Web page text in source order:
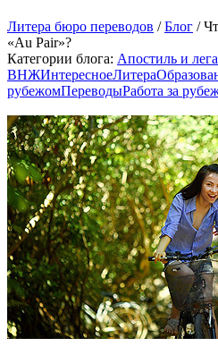
Литера бюро переводов /Блог /
«Au Pair»?
Категории блога: Апостиль и
ВНЖИнтересноеЛитера
рубежомПереводыРабота за